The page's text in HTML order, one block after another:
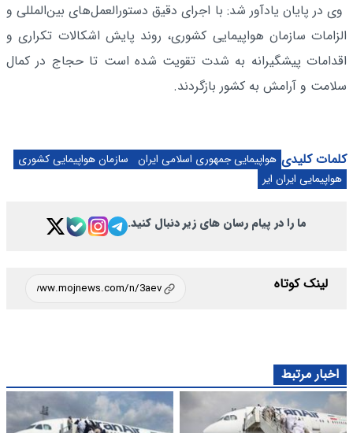
وی در پایان یادآور شد: با اجرای دقیق دستورالعمل‌های بین‌المللی و
الزامات سازمان هواپیمایی کشوری، روند پایش اشکالات تکراری و
اقدامات پیشگیرانه به شدت تقویت شده است تا حجاج در کمال
سلامت و آرامش به کشور بازگردند.
کلمات کلیدی هواپیمایی جمهوری اسلامی ایران
سازمان هواپيمايی كشوری
هواپیمایی ایران ایر
ما را در پیام رسان های زیر دنبال کنید.
لینک کوتاه
اخبار مرتبط